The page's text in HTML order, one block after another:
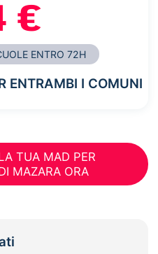
€
ENTRO 72H
ENTRAMBI I COMUNI
TUA MAD PER
MAZARA ORA